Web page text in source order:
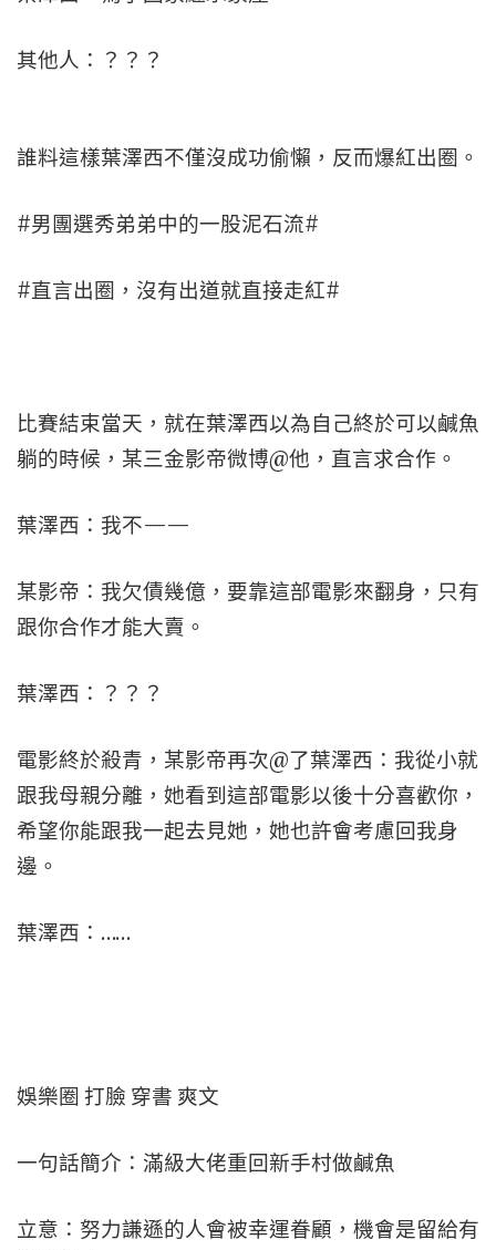
其他人：？？？
誰料這樣葉澤西不僅沒成功偷懶，反而爆紅出圈。
#男團選秀弟弟中的一股泥石流#
#直言出圈，沒有出道就直接走紅#
比賽結束當天，就在葉澤西以為自己終於可以鹹魚
躺的時候，某三金影帝微博@他，直言求合作。
葉澤西：我不——
某影帝：我欠債幾億，要靠這部電影來翻身，只有
跟你合作才能大賣。
葉澤西：？？？
電影終於殺青，某影帝再次@了葉澤西：我從小就
跟我母親分離，她看到這部電影以後十分喜歡你，
希望你能跟我一起去見她，她也許會考慮回我身
邊。
葉澤西：……
娛樂圈 打臉 穿書 爽文
一句話簡介：滿級大佬重回新手村做鹹魚
立意：努力謙遜的人會被幸運眷顧，機會是留給有